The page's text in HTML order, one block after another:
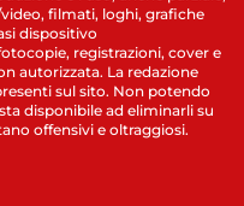
filmati, loghi, grafiche
dispositivo
registrazioni, cover e
autorizzata. La redazione
sul sito. Non potendo
disponibile ad eliminarli su
offensivi e oltraggiosi.